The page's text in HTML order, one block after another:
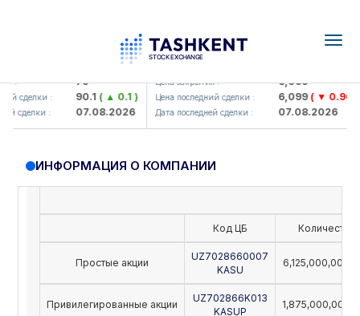
: 79
сделки : 90.1( ▲ 0.1 )
сделки : 07.08.2026
UZMK (<O'zmetkombinat> AJ)
Цена закрытия : 6,099
Цена последний сделки : 6,099( ▼ 0.96 )
Дата последней сделки : 07.08.2026
ИНФОРМАЦИЯ О КОМПАНИИ
Код ЦБ Количество
Простые акции
UZ7028660007
KASU
Привилегированные акции
UZ702866K013
KASUP